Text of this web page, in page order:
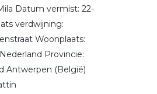
Datum vermist: 22-
verdwijning:
Woonplaats:
Provincie:
Antwerpen (België)